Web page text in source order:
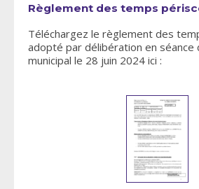
Règlement des temps
Téléchargez le règlement des
adopté par délibération en séance
municipal le 28 juin 2024 ici :